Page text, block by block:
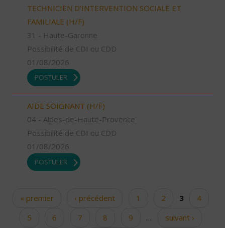
TECHNICIEN D’INTERVENTION SOCIALE ET
FAMILIALE (H/F)
31 - Haute-Garonne
Possibilité de CDI ou CDD
01/08/2026
POSTULER
AIDE SOIGNANT (H/F)
04 - Alpes-de-Haute-Provence
Possibilité de CDI ou CDD
01/08/2026
POSTULER
Pages« premier ‹ précédent 1 2 3
4
5
6 7 8 9 …
suivant ›